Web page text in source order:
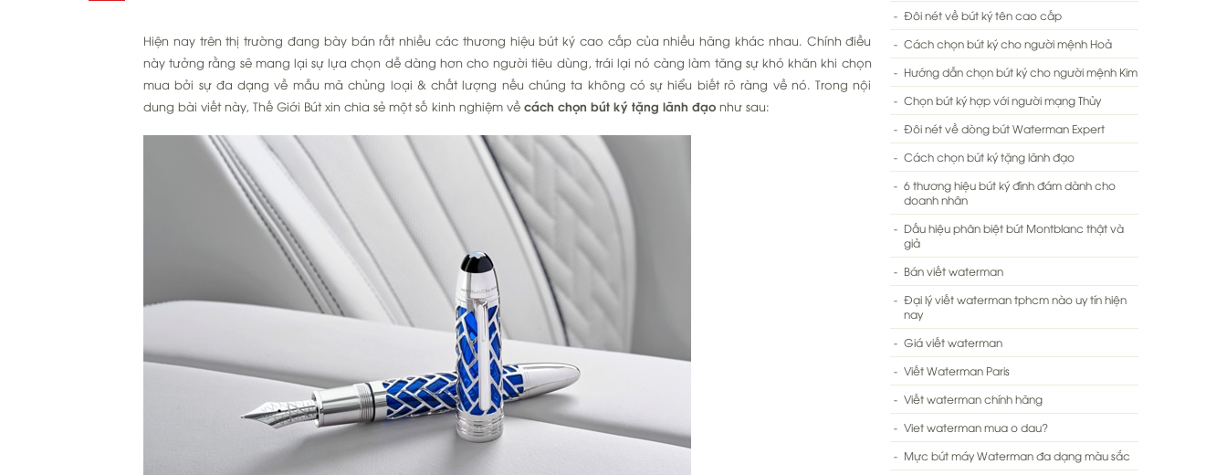
bút
ký
tặng
lãnh
Hiện nay trên thị trường đang bày bán rất nhiều các thương hiệu bút ký cao cấp của nhiều hãng khác nhau. Chính điều
này tưởng rằng sẽ mang lại sự lựa chọn dễ dàng hơn cho người tiêu dùng, trái lại nó càng làm tăng sự khó khăn khi chọn
mua bởi sự đa dạng về mẫu mã chủng loại & chất lượng nếu chúng ta không có sự hiểu biết rõ ràng về nó. Trong nội
dung bài viết này, Thế Giới Bút xin chia sẻ một số kinh nghiệm về cách chọn bút ký tặng lãnh đạo như sau:
Đôi nét về bút ký tên cao cấp
Cách chọn bút ký cho người mệnh Hoả
Hướng dẫn chọn bút ký cho người mệnh Kim
Chọn bút ký hợp với người mạng Thủy
Đôi nét về dòng bút Waterman Expert
Cách chọn bút ký tặng lãnh đạo
6 thương hiệu bút ký đình đám dành cho
doanh nhân
Dấu hiệu phân biệt bút Montblanc thật và
giả
Bán viết waterman
Đại lý viết waterman tphcm nào uy tín hiện
nay
Giá viết waterman
Viết Waterman Paris
Viết waterman chính hãng
Viet waterman mua o dau?
Mực bút máy Waterman đa dạng màu sắc